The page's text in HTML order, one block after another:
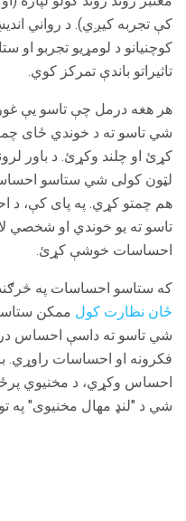
کې تجربه کیږي). د رواني
کوچنيانو د لومړیو تجربو او
تاثیراتو باندې تمرکز کوي.
هر هغه درمل چې تاسو یې
شي تاسو ته د خوندي ځای
کړئ او چلند وکړئ. د باور
لټون کولی شي ستاسو
هم چمتو کړي. په پای کې، د
تاسو ته یو خوندي او شخصي
احساسات خوشې کړئ.
که ستاسو احساسات په
ځان نظارت کول ممکن
شي تاسو ته داسې احساس
فکرونه او احساسات راوړي.
احساس وکړي، د مخنیوي
شي د "لنډ مهال مخنیوی" په